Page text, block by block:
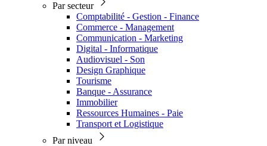
Par secteur
Comptabilité - Gestion - Finance
Commerce - Management
Communication - Marketing
Digital - Informatique
Audiovisuel - Son
Design Graphique
Tourisme
Banque - Assurance
Immobilier
Ressources Humaines - Paie
Transport et Logistique
Par niveau